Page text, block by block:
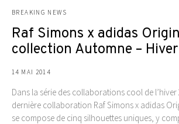
BREAKING NEWS
Raf Simons x adidas
collection Automne –
14 MAI 2014
Dans la série des collaborations cool de
dernière collaboration Raf Simons x adidas
se compose de cinq silhouettes uniques, y